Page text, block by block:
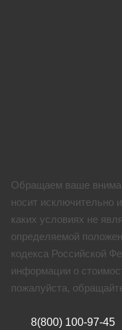
Обращаем ваше
носит исключительно
каких условиях не
определяемой
кодекса Российской
информации о
пожалуйста,
8(800) 100-97-45